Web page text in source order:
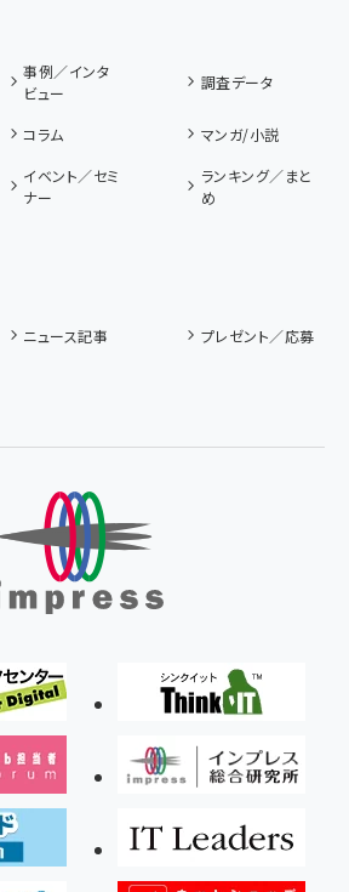
事例／インタ
ビュー
調査データ
コラム
マンガ/小説
イベント／セミ
ナー
ランキング／まと
め
ニュース記事
プレゼント／応募